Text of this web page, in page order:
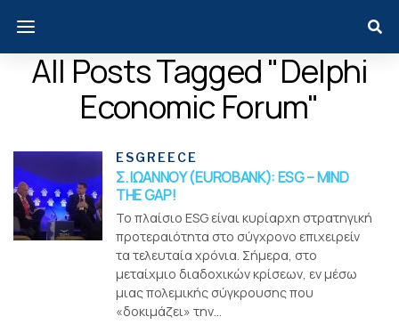
All Posts Tagged "Delphi
Economic Forum"
ESGREECE
Σ. ΙΩΑΝΝΟΥ (EUROBANK): ESG – MIND
THE GAP!
Το πλαίσιο ESG είναι κυρίαρχη στρατηγική
προτεραιότητα στο σύγχρονο επιχειρείν
τα τελευταία χρόνια. Σήμερα, στο
μεταίχμιο διαδοχικών κρίσεων, εν μέσω
μιας πολεμικής σύγκρουσης που
«δοκιμάζει» την...